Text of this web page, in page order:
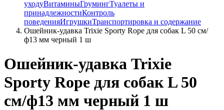
уходуВитаминыГрумингТуалеты и
принадлежностиКонтроль
поведенияИгрушкиТранспортировка и содержание
Ошейник-удавка Trixie Sporty Rope для собак L 50 см/
ф13 мм черный 1 ш
Ошейник-удавка Trixie
Sporty Rope для собак L 50
см/ф13 мм черный 1 ш